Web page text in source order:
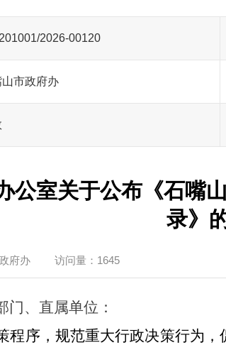
2026-00120
市政府办
公室关于公布《石嘴
录》
府办 访问量：1645
、直属单位：
程序，规范重大行政决策行为，